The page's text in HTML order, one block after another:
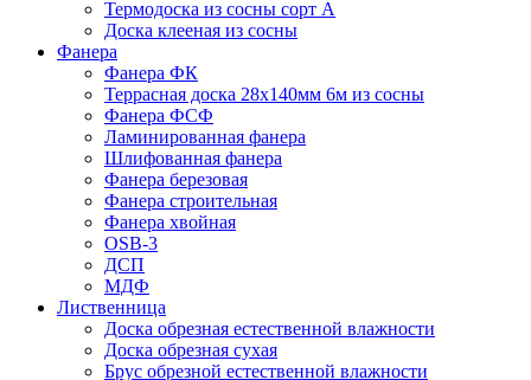
Термодоска из сосны сорт А
Доска клееная из сосны
Фанера
Фанера ФК
Террасная доска 28х140мм 6м из сосны
Фанера ФСФ
Ламинированная фанера
Шлифованная фанера
Фанера березовая
Фанера строительная
Фанера хвойная
OSB-3
ДСП
МДФ
Лиственница
Доска обрезная естественной влажности
Доска обрезная сухая
Брус обрезной естественной влажности